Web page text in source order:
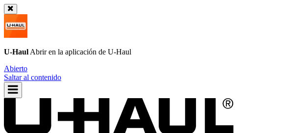
U-Haul Abrir en la aplicación de U-Haul
Abierto
Saltar al contenido